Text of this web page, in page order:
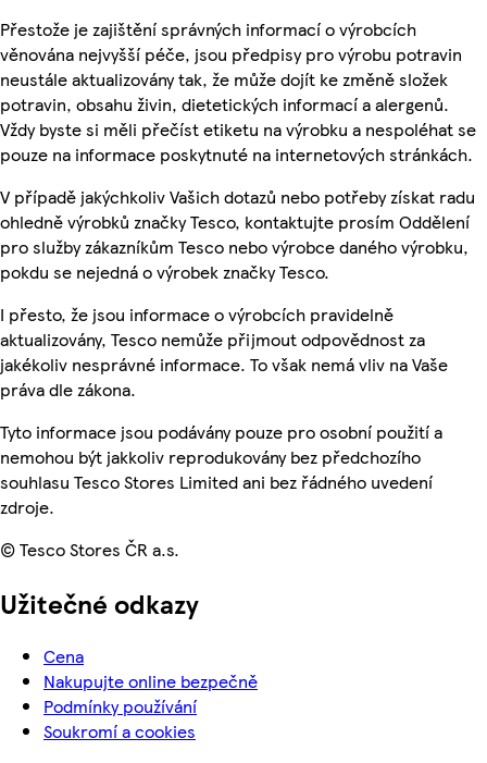
Přestože je zajištění správných informací o výrobcích
věnována nejvyšší péče, jsou předpisy pro výrobu potravin
neustále aktualizovány tak, že může dojít ke změně složek
potravin, obsahu živin, dietetických informací a alergenů.
Vždy byste si měli přečíst etiketu na výrobku a nespoléhat se
pouze na informace poskytnuté na internetových stránkách.
V případě jakýchkoliv Vašich dotazů nebo potřeby získat radu
ohledně výrobků značky Tesco, kontaktujte prosím Oddělení
pro služby zákazníkům Tesco nebo výrobce daného výrobku,
pokdu se nejedná o výrobek značky Tesco.
I přesto, že jsou informace o výrobcích pravidelně
aktualizovány, Tesco nemůže přijmout odpovědnost za
jakékoliv nesprávné informace. To však nemá vliv na Vaše
práva dle zákona.
Tyto informace jsou podávány pouze pro osobní použití a
nemohou být jakkoliv reprodukovány bez předchozího
souhlasu Tesco Stores Limited ani bez řádného uvedení
zdroje.
© Tesco Stores ČR a.s.
Užitečné odkazy
Cena
Nakupujte online bezpečně
Podmínky používání
Soukromí a cookies